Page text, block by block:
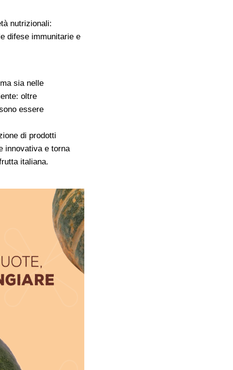
nutrizionali:
difese immunitarie e
sia nelle
oltre
essere
di prodotti
innovativa e torna
italiana.